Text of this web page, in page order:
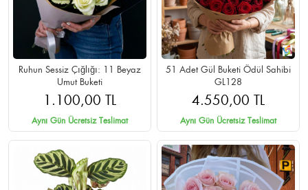
Ruhun Sessiz Çığlığı: 11 Beyaz
Umut Buketi
1.100,00 TL
Aynı Gün Ücretsiz Teslimat
51 Adet Gül Buketi Ödül Sahibi
GL128
4.550,00 TL
Aynı Gün Ücretsiz Teslimat